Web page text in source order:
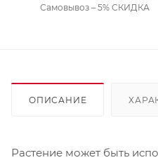
Самовывоз – 5% СКИДКА
ОПИСАНИЕ
Растение может быть